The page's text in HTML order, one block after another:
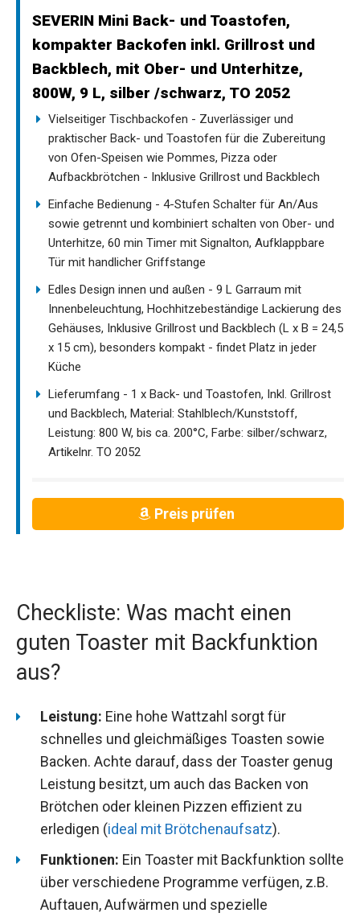
SEVERIN Mini Back- und Toastofen,
kompakter Backofen inkl. Grillrost und
Backblech, mit Ober- und Unterhitze,
800W, 9 L, silber /schwarz, TO 2052
Vielseitiger Tischbackofen - Zuverlässiger und
praktischer Back- und Toastofen für die Zubereitung
von Ofen-Speisen wie Pommes, Pizza oder
Aufbackbrötchen - Inklusive Grillrost und Backblech
Einfache Bedienung - 4-Stufen Schalter für An/Aus
sowie getrennt und kombiniert schalten von Ober- und
Unterhitze, 60 min Timer mit Signalton, Aufklappbare
Tür mit handlicher Griffstange
Edles Design innen und außen - 9 L Garraum mit
Innenbeleuchtung, Hochhitzebeständige Lackierung des
Gehäuses, Inklusive Grillrost und Backblech (L x B = 24,5
x 15 cm), besonders kompakt - findet Platz in jeder
Küche
Lieferumfang - 1 x Back- und Toastofen, Inkl. Grillrost
und Backblech, Material: Stahlblech/Kunststoff,
Leistung: 800 W, bis ca. 200°C, Farbe: silber/schwarz,
Artikelnr. TO 2052
Preis prüfen
Checkliste: Was macht einen
guten Toaster mit Backfunktion
aus?
Leistung: Eine hohe Wattzahl sorgt für
schnelles und gleichmäßiges Toasten sowie
Backen. Achte darauf, dass der Toaster genug
Leistung besitzt, um auch das Backen von
Brötchen oder kleinen Pizzen effizient zu
erledigen (ideal mit Brötchenaufsatz).
Funktionen: Ein Toaster mit Backfunktion sollte
über verschiedene Programme verfügen, z.B.
Auftauen, Aufwärmen und spezielle